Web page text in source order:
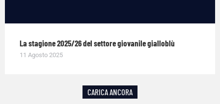
La stagione 2025/26 del settore giovanile gialloblù
11 Agosto 2025
CARICA ANCORA